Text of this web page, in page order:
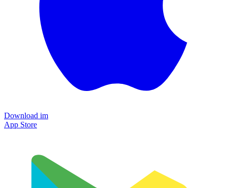
Download im
App Store